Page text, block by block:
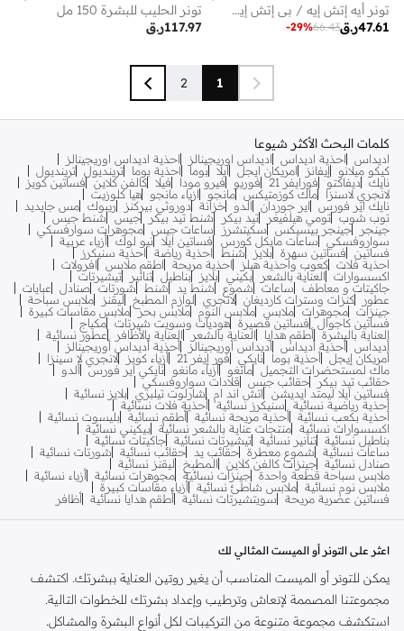
تونر أيه إتش إيه / بي إتش إيه جي إس – 200 مل (جي إس)
ر.ق47.61
66.43
-29%
تونر الحليب للبشرة 150 مل
ر.ق117.97
1
2
كلمات البحث الأكثر شيوعا
اديداس احذية اديداس اديداس اوريجينالز
احذية اديداس اوريجينالز
كيكو ميلانو
إيفانز امريكان ايجل ايلا بوما احذية بوما ترينديول ترينديول
نايك ديفاكتو فورايفر 21 فوريو فيرو مودا فيلا كالفن كلاين فساتين كويز
لانجري لاسنزا
ماك كوزمتيكس مانجو ازياء مانجو
هيا كلوزيت
نايك اير فورس
اير جوردان الدو خزانة دوروثي بيركنز ريبوك مس جايديد
توب شوب تومي هيلفيغر تيد بيكر شنط تيد بيكر جيس
شنط جيس
جينجر
جينجر بيسيكس سكيتشرز ساعات جيس مجوهرات سوارفسكي
سواروفسكي
ساعات مايكل كورس فساتين ايلا نيو لوك أزياء عربية
فساتين
فساتين سهرة بلايز شنط احذية رياضة
احذية سنيكرز
احذية فلات كعوب واحذية هيلز احذية مريحة اطقم ملابس
افرولات
اكسسوارات
العناية بالشعر بكيني بلايز بناطيل تنانير
تيشيرتات
جاكيتات و معاطف
ساعات شموع شنط يد شنط شورتات صنادل
عبايات
عطور
كنزات وسترات كارديغان لانجري لوازم المطبخ ليقنز
ملابس سباحة
جينزات مجوهرات ملابس ملابس النوم ملابس بحر ملابس مقاسات كبيرة
فساتين كاجوال
فساتين قصيرة هوديات وسويت شيرتات مكياج
العناية بالبشرة أطقم هدايا العناية بالشعر العناية بالأظافر
عطور نسائية
أديداس أحذية أديداس أديداس أوريجينالز
أحذية أديداس أوريجينالز
أمريكان إيجل أحذية بوما نايكي فور إيفر 21 أزياء كويز
لانجري لا سينزا
ماك لمستحضرات التجميل مانغو أزياء مانغو نايكي اير فورس ألدو
حقائب تيد بيكر
حقائب جيس
قلادات سواروفسكي
فساتين ايلا ليمتد ايديشن
اتش اند ام شارلوت تيلبري بلايز نسائية
أحذية رياضية نسائية
سنيكرز نسائية أحذية فلات نسائية
أحذية بكعب نسائية أحذية مريحة نسائية أطقم نسائية بليسوت نسائية
اكسسوارات نسائية منتجات عناية بالشعر نسائية بيكيني نسائية
بناطيل نسائية تنانير نسائية تيشيرتات نسائية جاكيتات نسائية
ساعات نسائية
شموع معطرة حقائب يد حقائب نسائية
شورتات نسائية
صنادل نسائية جينزات كالفن كلاين المطبخ
ليقنز نسائية
ملابس سباحة قطعة واحدة جينزات نسائية مجوهرات نسائية أزياء نسائية
ملابس نوم نسائية ملابس شاطئ نسائية أزياء مقاسات كبيرة
فساتين عصرية مريحة
سويتشيرتات نسائية أطقم هدايا نسائية أظافر
اعثر على التونر أو الميست المثالي لك
يمكن للتونر أو الميست المناسب أن يغير روتين العناية ببشرتك. اكتشف
مجموعتنا المصممة لإنعاش وترطيب وإعداد بشرتك للخطوات التالية.
استكشف مجموعة متنوعة من التركيبات لكل أنواع البشرة والمشاكل.